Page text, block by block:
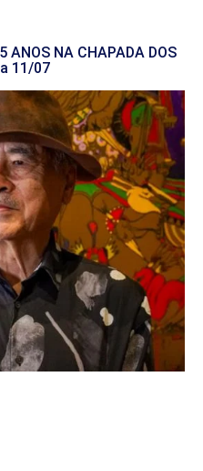
ANOS NA CHAPADA DOS
11/07